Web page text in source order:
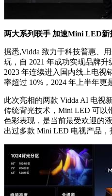
两大系列联手 加速Mini LED新
据悉,Vidda 致力于科技普惠、
玩，自 2021 年成功实现品牌
2023 年连续进入国内线上电视
率超过 10%，2024 年上半年更
此次亮相的两款 Vidda AI 电视
传统背光技术，Mini LED 可以
色彩表现，是当前最受欢迎的
出过多款 Mini LED 电视产品，